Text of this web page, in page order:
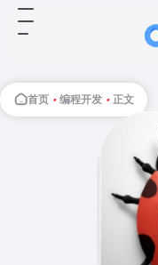
首页 • 编程开发 • 正文